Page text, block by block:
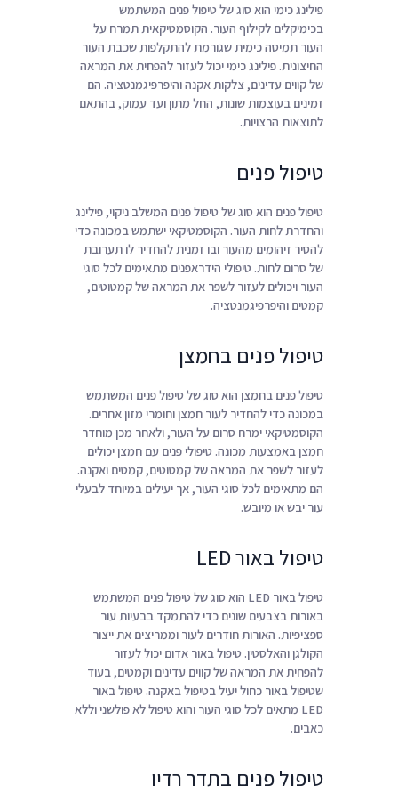
פילינג כימי הוא סוג של טיפול פנים המשתמש
בכימיקלים לקילוף העור. הקוסמטיקאית תמרח על
העור תמיסה כימית שגורמת להתקלפות שכבת העור
החיצונית. פילינג כימי יכול לעזור להפחית את המראה
של קווים עדינים, צלקות אקנה והיפרפיגמנטציה. הם
זמינים בעוצמות שונות, החל מתון ועד עמוק, בהתאם
לתוצאות הרצויות.
טיפול פנים
טיפול פנים הוא סוג של טיפול פנים המשלב ניקוי, פילינג
והחדרת לחות העור. הקוסמטיקאי ישתמש במכונה כדי
להסיר זיהומים מהעור ובו זמנית להחדיר לו תערובת
של סרום לחות. טיפולי הידראפנים מתאימים לכל סוגי
העור ויכולים לעזור לשפר את המראה של קמטוטים,
קמטים והיפרפיגמנטציה.
טיפול פנים בחמצן
טיפול פנים בחמצן הוא סוג של טיפול פנים המשתמש
במכונה כדי להחדיר לעור חמצן וחומרי מזון אחרים.
הקוסמטיקאי ימרח סרום על העור, ולאחר מכן מוחדר
חמצן באמצעות מכונה. טיפולי פנים עם חמצן יכולים
לעזור לשפר את המראה של קמטוטים, קמטים ואקנה.
הם מתאימים לכל סוגי העור, אך יעילים במיוחד לבעלי
עור יבש או מיובש.
טיפול באור LED
טיפול באור LED הוא סוג של טיפול פנים המשתמש
באורות בצבעים שונים כדי להתמקד בבעיות עור
ספציפיות. האורות חודרים לעור וממריצים את ייצור
הקולגן והאלסטין. טיפול באור אדום יכול לעזור
להפחית את המראה של קווים עדינים וקמטים, בעוד
שטיפול באור כחול יעיל בטיפול באקנה. טיפול באור
LED מתאים לכל סוגי העור והוא טיפול לא פולשני וללא
כאבים.
טיפול פנים בתדר רדיו